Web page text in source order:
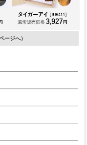
ージへ）